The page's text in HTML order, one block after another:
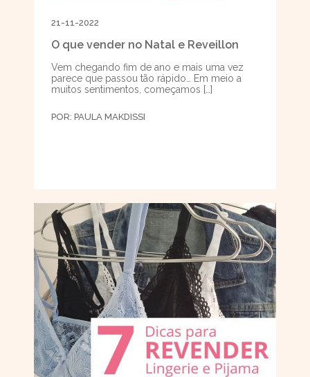
21-11-2022
O que vender no Natal e Reveillon
Vem chegando fim de ano e mais uma vez
parece que passou tão rápido… Em meio a
muitos sentimentos, começamos […]
POR: PAULA MAKDISSI